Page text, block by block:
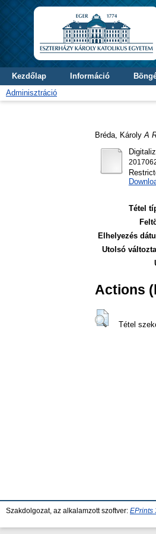
Kezdőlap Információ
Adminisztráció
Bréda, Károly A
Tétel
Elhelyezés
Utolsó
Actions
Tétel
Szakdolgozat, az alkalamzott szoftver: EPrints